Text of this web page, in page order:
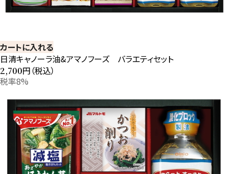
カートに入れる
日清キャノーラ油&アマノフーズ バラエティセット
2,700円（税込）
税率8%